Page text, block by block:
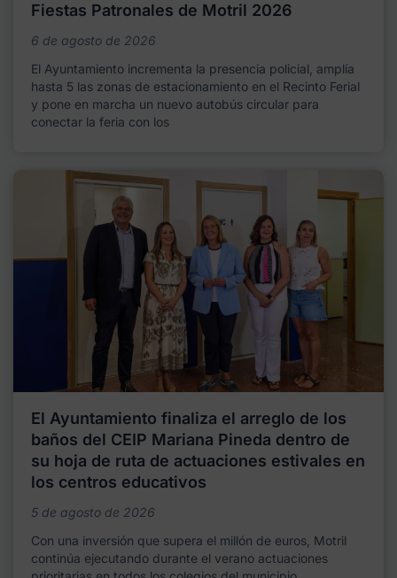
Fiestas Patronales de Motril 2026
6 de agosto de 2026
El Ayuntamiento incrementa la presencia policial, amplía
hasta 5 las zonas de estacionamiento en el Recinto Ferial
y pone en marcha un nuevo autobús circular para
conectar la feria con los
El Ayuntamiento finaliza el arreglo de los
baños del CEIP Mariana Pineda dentro de
su hoja de ruta de actuaciones estivales en
los centros educativos
5 de agosto de 2026
Con una inversión que supera el millón de euros, Motril
continúa ejecutando durante el verano actuaciones